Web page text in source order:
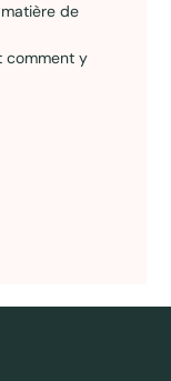
de
comment y